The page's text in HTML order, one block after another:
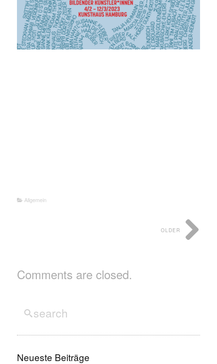
Allgemein
OLDER
Comments are closed.
Neueste Beiträge